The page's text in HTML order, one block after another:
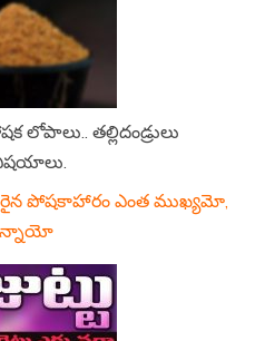
లోపాలు.. తల్లిదండ్రులు
పోషకాహారం ఎంత ముఖ్యమో,